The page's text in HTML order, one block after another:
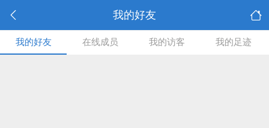
我的好友
我的好友 在线成员 我的访客 我的足迹